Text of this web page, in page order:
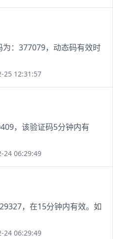
为：377079，动态码有效时
25 12:31:57
，该验证码5分钟内有
24 06:29:49
，在15分钟内有效。如
24 06:29:49